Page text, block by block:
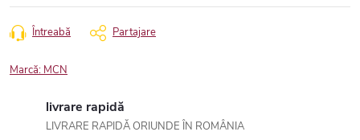
Întreabă Partajare
Marcă: MCN
livrare rapidă
LIVRARE RAPIDĂ ORIUNDE ÎN ROMÂNIA